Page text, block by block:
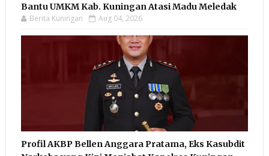
Bantu UMKM Kab. Kuningan Atasi Madu Meledak
Berita Kuningan Aug 04, 2026
Profil AKBP Bellen Anggara Pratama, Eks Kasubdit